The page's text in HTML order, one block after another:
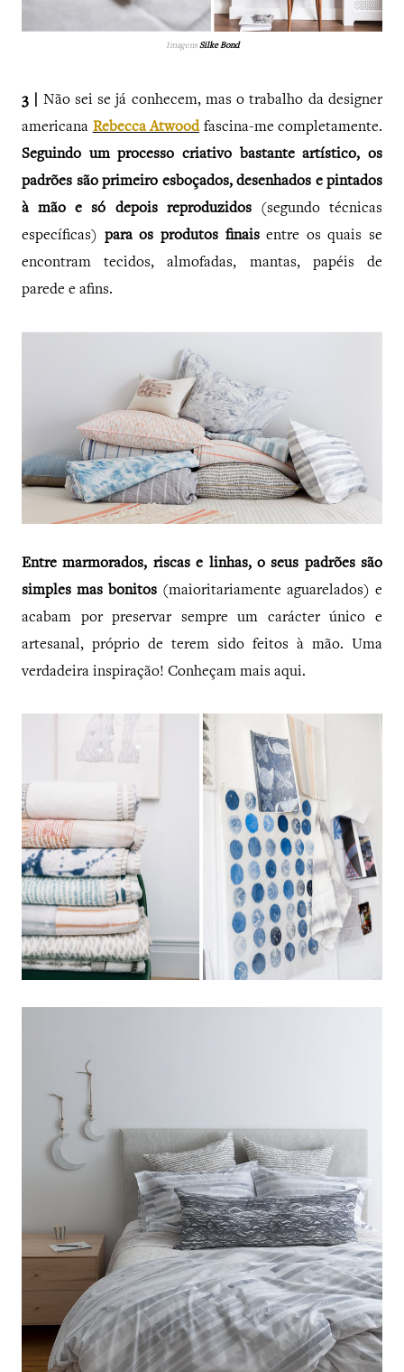
ImagensSilke Bond
3 | Não sei se já conhecem, mas o trabalho da designer
americana Rebecca Atwoodfascina-me completamente.
Seguindo um processo criativo bastante artístico, os
padrões são primeiro esboçados, desenhados e pintados
à mão e só depois reproduzidos (segundo técnicas
específicas) para os produtos finaisentre os quais se
encontram tecidos, almofadas, mantas, papéis de
parede e afins.
Entre marmorados, riscas e linhas, o seus padrões são
simples mas bonitos (maioritariamente aguarelados) e
acabam por preservar sempre um carácter único e
artesanal, próprio de terem sido feitos à mão. Uma
verdadeira inspiração! Conheçam mais aqui.